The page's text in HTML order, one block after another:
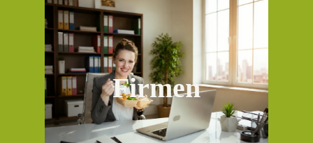
Firmen
Eine warme und frische Mahlzeit ohne
Stress die Mittagspause optimal nutzen!
unser Angebot